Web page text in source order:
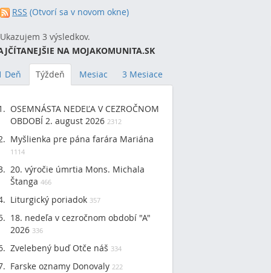
RSS (Otvorí sa v novom okne)
Ukazujem 3 výsledkov.
NA MOJAKOMUNITA.SK
Deň Týždeň Mesiac 3 Mesiace
OSEMNÁSTA NEDEĽA V CEZROČNOM
OBDOBÍ 2. august 2026 2312
Myšlienka pre pána farára Mariána
1114
20. výročie úmrtia Mons. Michala
Štanga 466
Liturgický poriadok 357
18. nedeľa v cezročnom období "A"
2026 336
Zvelebený buď Otče náš 334
Farske oznamy Donovaly 222